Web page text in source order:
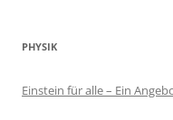
PHYSIK
Einstein für alle – Ein